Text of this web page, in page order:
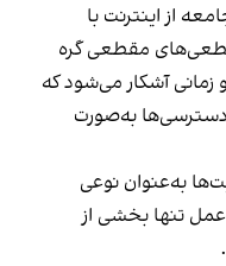
از اینترنت با
مقطعی گره
آشکار می‌شود که
به‌صورت
به‌عنوان نوعی
تنها بخشی از